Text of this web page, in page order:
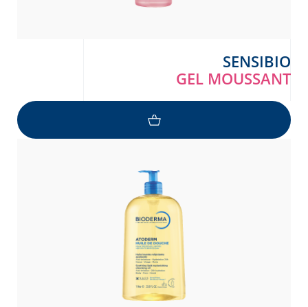
SENSIBIO
GEL MOUSSANT